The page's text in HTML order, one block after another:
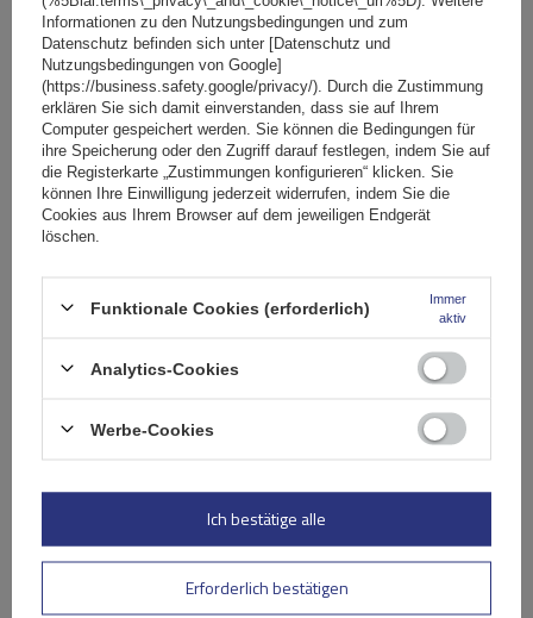
Spezifikation
Das Produkt passt zu Autos
Stelle eine Frage
Bewertungen
Ihre Bewertung schreiben
Inhalt Ihrer Bewertung
Informationen zu den Nutzungsbedingungen und zum
Datenschutz befinden sich unter [Datenschutz und
Nutzungsbedingungen von Google]
(https://business.safety.google/privacy/). Durch die Zustimmung
erklären Sie sich damit einverstanden, dass sie auf Ihrem
Computer gespeichert werden. Sie können die Bedingungen für
ihre Speicherung oder den Zugriff darauf festlegen, indem Sie auf
die Registerkarte „Zustimmungen konfigurieren“ klicken. Sie
können Ihre Einwilligung jederzeit widerrufen, indem Sie die
Cookies aus Ihrem Browser auf dem jeweiligen Endgerät
löschen.
Funktionale Cookies (erforderlich)
Immer
aktiv
Analytics-Cookies
Werbe-Cookies
Erforderlich bestätigen
Ich bestätige alle